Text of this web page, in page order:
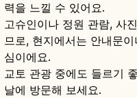
력을 느낄 수 있어요.
고슈인이나 정원 관람, 사
므로, 현지에서는 안내문
심이에요.
교토 관광 중에도 들르기
날에 방문해 보세요.